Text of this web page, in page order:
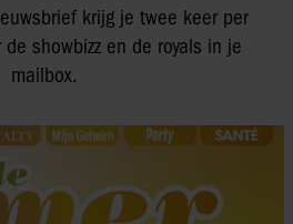
krijg je twee keer per
showbizz en de royals in je
mailbox.